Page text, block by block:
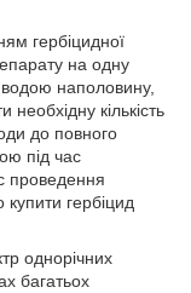
гербіцидної
на одну
водою наполовину,
кількість
до повного
під час
проведення
гербіцид
однорічних
багатьох